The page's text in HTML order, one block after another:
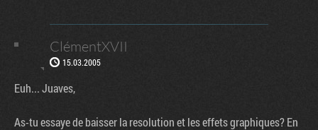
ClémentXVII
15.03.2005
Euh... Juaves,
As-tu essaye de baisser la resolution et les effets graphiques? En